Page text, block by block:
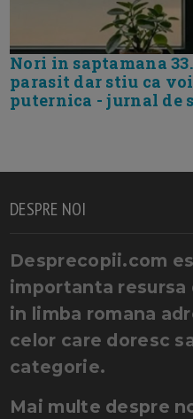
Nori in saptamana
parasit dar stiu ca
puternica - jurnal de
DESPRE NOI
Desprecopii.com
importanta
in limba romana
celor care doresc
categorie.
Mai multe despre